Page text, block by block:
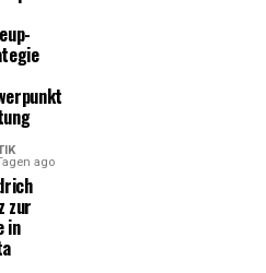
ago
zur
in